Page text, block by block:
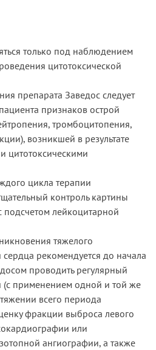
только под наблюдением
цитотоксической
препарата Заведос следует
признаков острой
тромбоцитопения,
возникшей в результате
цитотоксическими
цикла терапии
контроль картины
лейкоцитарной
тяжелого
рекомендуется до начала
проводить регулярный
(с применением одной и той же
всего периода
фракции выброса левого
или
ангиографии, а также